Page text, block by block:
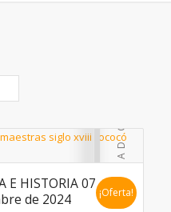
E HISTORIA 07
de 2024
¡Oferta!